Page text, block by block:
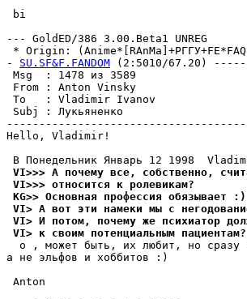
bi
--- GoldED/386 3.00.Beta1 UNREG
* Origin:
- SU.SF&F.FANDOM (2:5010/67.20)
Msg  :
From : Anton Vinsky
To   : Vladimir Ivanov
Subj :
Hello, Vladimir!
VI>>> А почему все, собственно,
VI>>> относится к ролевикам?
KG>> Основная профессия обязывает :)
VI> А вот эти намеки мы с
VI> И потом, почему же психиатор
VI> к своим потенциальным
о , может быть, их любит, но
а не эльфов и хоббитов :)
Anton